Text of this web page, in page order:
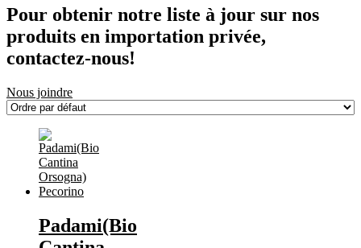
Pour obtenir notre liste à jour sur nos
produits en importation privée,
contactez-nous!
Nous joindre
Padami(Bio